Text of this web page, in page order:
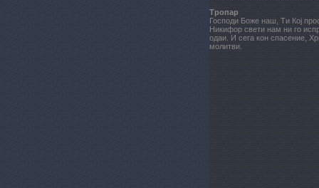
Тропар
Господи Боже наш, Ти Кој
Никифор свети нам ни го
одаи. И сега кон спасение,
молитви.